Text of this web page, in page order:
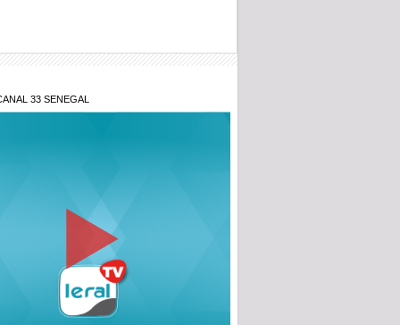
33 SENEGAL